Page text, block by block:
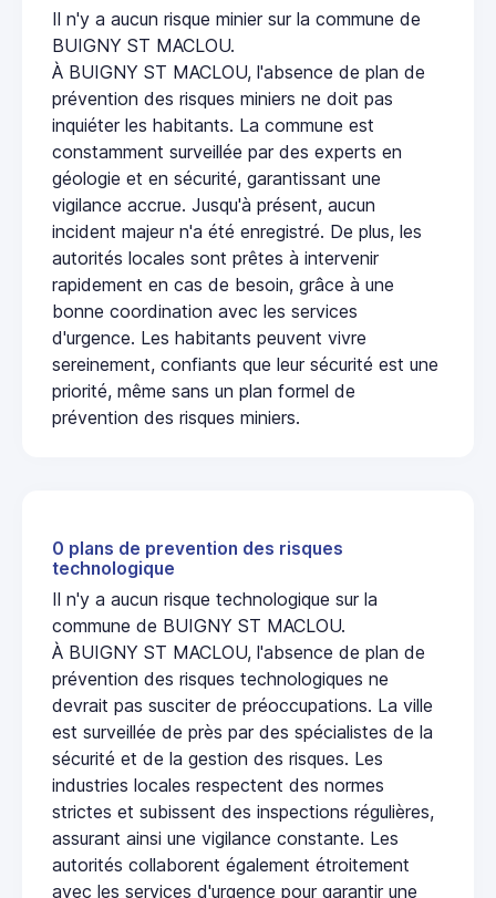
Il n'y a aucun risque minier sur la commune de
BUIGNY ST MACLOU.
À BUIGNY ST MACLOU, l'absence de plan de
prévention des risques miniers ne doit pas
inquiéter les habitants. La commune est
constamment surveillée par des experts en
géologie et en sécurité, garantissant une
vigilance accrue. Jusqu'à présent, aucun
incident majeur n'a été enregistré. De plus, les
autorités locales sont prêtes à intervenir
rapidement en cas de besoin, grâce à une
bonne coordination avec les services
d'urgence. Les habitants peuvent vivre
sereinement, confiants que leur sécurité est une
priorité, même sans un plan formel de
prévention des risques miniers.
0 plans de prevention des risques
technologique
Il n'y a aucun risque technologique sur la
commune de BUIGNY ST MACLOU.
À BUIGNY ST MACLOU, l'absence de plan de
prévention des risques technologiques ne
devrait pas susciter de préoccupations. La ville
est surveillée de près par des spécialistes de la
sécurité et de la gestion des risques. Les
industries locales respectent des normes
strictes et subissent des inspections régulières,
assurant ainsi une vigilance constante. Les
autorités collaborent également étroitement
avec les services d'urgence pour garantir une